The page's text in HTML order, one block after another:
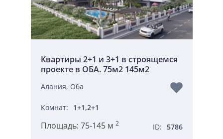
Квартиры 2+1 и 3+1 в строящемся
проекте в ОБА. 75м2 145м2
Алания, Оба
Комнат: 1+1,2+1
Площадь: 75-145 м 2 ID: 5786